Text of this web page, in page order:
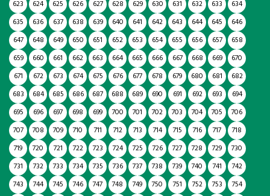
623
624 625 626 627 628 629 630 631 632 633
634
635
636 637 638 639 640 641 642 643 644 645
646
647
648 649 650 651 652 653 654 655 656 657
658
659
660 661 662 663 664 665 666 667 668 669
670
671
672 673 674 675 676 677 678 679 680 681
682
683
684 685 686 687 688 689 690 691 692 693
694
695
696 697 698 699 700 701 702 703 704 705
706
707
708 709 710 711 712 713 714 715 716 717
718
719
720 721 722 723 724 725 726 727 728 729
730
731
732 733 734 735 736 737 738 739 740 741
742
743
744 745 746 747 748 749 750 751 752 753
754